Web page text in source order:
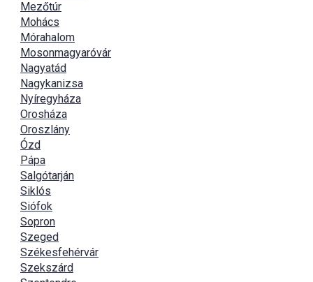
Mezőtúr
Mohács
Mórahalom
Mosonmagyaróvár
Nagyatád
Nagykanizsa
Nyíregyháza
Orosháza
Oroszlány
Ózd
Pápa
Salgótarján
Siklós
Siófok
Sopron
Szeged
Székesfehérvár
Szekszárd